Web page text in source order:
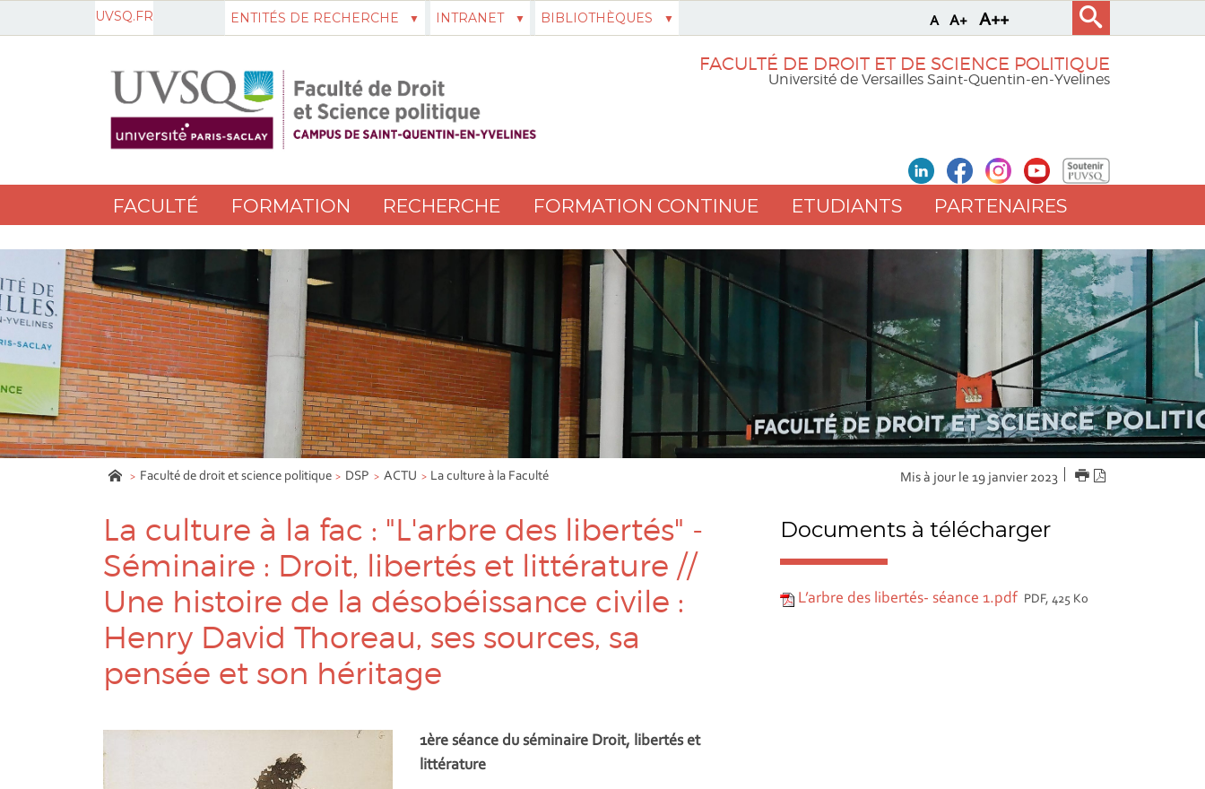
A A+ A++
UVSQ.FR
FACULTÉ DE DROIT ET DE SCIENCE POLITIQUE
Université de Versailles Saint-Quentin-en-Yvelines
FACULTÉ FORMATION RECHERCHE FORMATION CONTINUE ETUDIANTS PARTENAIRES
Faculté de droit et science politique DSP ACTU La culture à la Faculté Mis à jour le 19 janvier 2023 IMPRIMER
La culture à la fac : "L'arbre des libertés" -
Séminaire : Droit, libertés et littérature //
Une histoire de la désobéissance civile :
Henry David Thoreau, ses sources, sa
pensée et son héritage
1ère séance du séminaire Droit, libertés et
littérature
Documents à télécharger
L’arbre des libertés- séance 1.pdf PDF, 425 Ko
ENTITÉS DE RECHERCHE INTRANET BIBLIOTHÈQUES